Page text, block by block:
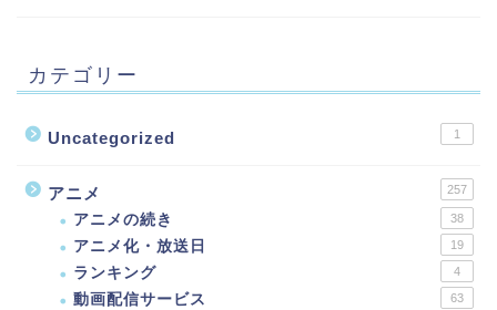
カテゴリー
Uncategorized 1
アニメ 257
アニメの続き 38
アニメ化・放送日 19
ランキング 4
動画配信サービス 63